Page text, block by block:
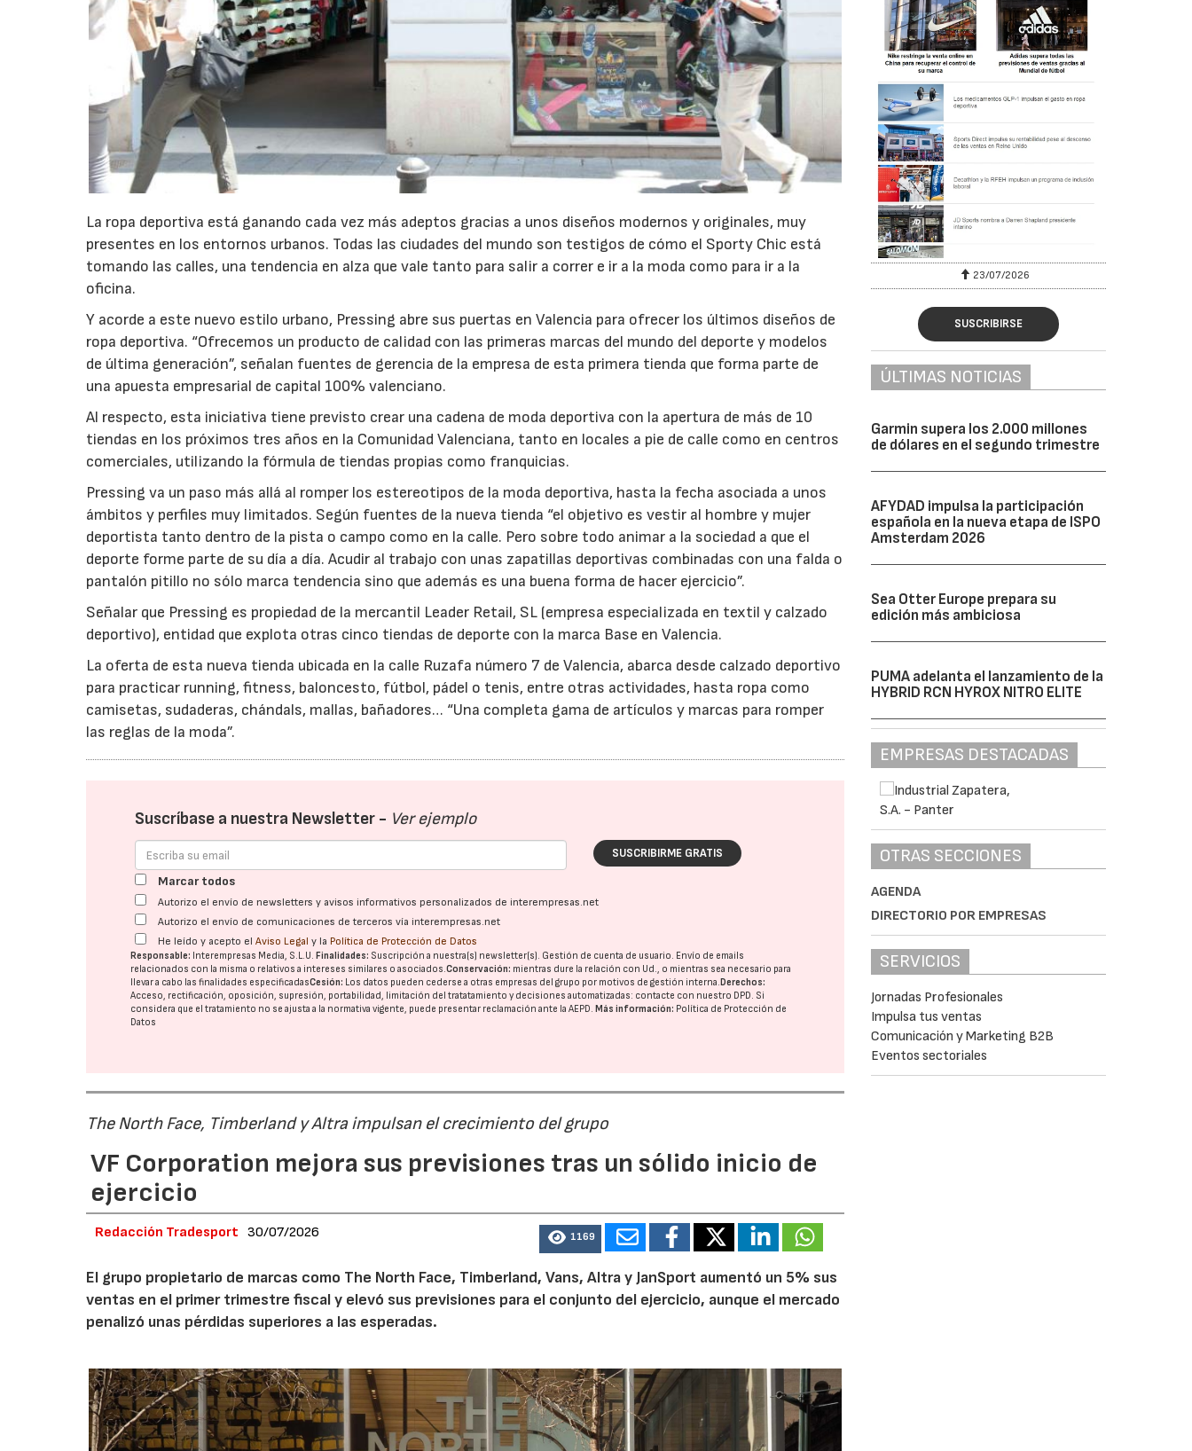
La ropa deportiva está ganando cada vez más adeptos gracias a unos diseños modernos y originales, muy
presentes en los entornos urbanos. Todas las ciudades del mundo son testigos de cómo el Sporty Chic está
tomando las calles, una tendencia en alza que vale tanto para salir a correr e ir a la moda como para ir a la
oficina.
Y acorde a este nuevo estilo urbano, Pressing abre sus puertas en Valencia para ofrecer los últimos diseños de
ropa deportiva. “Ofrecemos un producto de calidad con las primeras marcas del mundo del deporte y modelos
de última generación”, señalan fuentes de gerencia de la empresa de esta primera tienda que forma parte de
una apuesta empresarial de capital 100% valenciano.
Al respecto, esta iniciativa tiene previsto crear una cadena de moda deportiva con la apertura de más de 10
tiendas en los próximos tres años en la Comunidad Valenciana, tanto en locales a pie de calle como en centros
comerciales, utilizando la fórmula de tiendas propias como franquicias.
Pressing va un paso más allá al romper los estereotipos de la moda deportiva, hasta la fecha asociada a unos
ámbitos y perfiles muy limitados. Según fuentes de la nueva tienda “el objetivo es vestir al hombre y mujer
deportista tanto dentro de la pista o campo como en la calle. Pero sobre todo animar a la sociedad a que el
deporte forme parte de su día a día. Acudir al trabajo con unas zapatillas deportivas combinadas con una falda o
pantalón pitillo no sólo marca tendencia sino que además es una buena forma de hacer ejercicio”.
Señalar que Pressing es propiedad de la mercantil Leader Retail, SL (empresa especializada en textil y calzado
deportivo), entidad que explota otras cinco tiendas de deporte con la marca Base en Valencia.
La oferta de esta nueva tienda ubicada en la calle Ruzafa número 7 de Valencia, abarca desde calzado deportivo
para practicar running, fitness, baloncesto, fútbol, pádel o tenis, entre otras actividades, hasta ropa como
camisetas, sudaderas, chándals, mallas, bañadores… “Una completa gama de artículos y marcas para romper
las reglas de la moda”.
Suscríbase a nuestra Newsletter - Ver ejemplo
SUSCRIBIRME GRATIS
Marcar todos
Autorizo el envío de newsletters y avisos informativos personalizados de interempresas.net
Autorizo el envío de comunicaciones de terceros vía interempresas.net
He leído y acepto elAviso Legal y la Política de Protección de Datos
Responsable: Interempresas Media, S.L.U. Finalidades: Suscripción a nuestra(s) newsletter(s). Gestión de cuenta de usuario. Envío de emails
relacionados con la misma o relativos a intereses similares o asociados.Conservación: mientras dure la relación con Ud., o mientras sea necesario para
llevar a cabo las finalidades especificadasCesión: Los datos pueden cederse a otras empresas del grupo por motivos de gestión interna. Derechos:
Acceso, rectificación, oposición, supresión, portabilidad, limitación del tratatamiento y decisiones automatizadas: contacte con nuestro DPD. Si
considera que el tratamiento no se ajusta a la normativa vigente, puede presentar reclamación ante laAEPD. Más información: Política de Protección de
Datos
The North Face, Timberland y Altra impulsan el crecimiento del grupo
VF Corporation mejora sus previsiones tras un sólido inicio de
ejercicio
Redacción Tradesport 30/07/2026 1169
El grupo propietario de marcas como The North Face, Timberland, Vans, Altra y JanSport aumentó un 5% sus
ventas en el primer trimestre fiscal y elevó sus previsiones para el conjunto del ejercicio, aunque el mercado
penalizó unas pérdidas superiores a las esperadas.
23/07/2026 30/07/2026 23/07/2026
SUSCRIBIRSE
ÚLTIMAS NOTICIAS
Garmin supera los 2.000 millones
de dólares en el segundo trimestre
AFYDAD impulsa la participación
española en la nueva etapa de ISPO
Amsterdam 2026
Sea Otter Europe prepara su
edición más ambiciosa
PUMA adelanta el lanzamiento de la
HYBRID RCN HYROX NITRO ELITE
EMPRESAS DESTACADAS
OTRAS SECCIONES
AGENDA
DIRECTORIO POR EMPRESAS
SERVICIOS
Jornadas Profesionales
Impulsa tus ventas
Comunicación y Marketing B2B
Eventos sectoriales